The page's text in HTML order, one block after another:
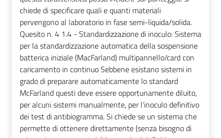
chiede di specificare quali e quanti materiali
pervengono al laboratorio in fase semi-liquida/solida.
Quesito n. 4 1.4 - Standardizzazione di inoculo: Sistema
per la standardizzazione automatica della sospensione
batterica iniziale (MacFarland) multipannello/card con
caricamento in continuo Sebbene esistano sistemi in
grado di preparare automaticamente lo standard
McFarland questi deve essere opportunamente diluito,
per alcuni sistemi manualmente, per l’inoculo definitivo
dei test di antibiogramma. Si chiede se un sistema che
permette di ottenere direttamente (senza bisogno di